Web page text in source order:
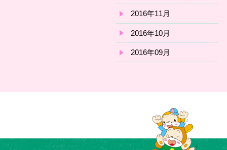
2016年11月
2016年10月
2016年09月